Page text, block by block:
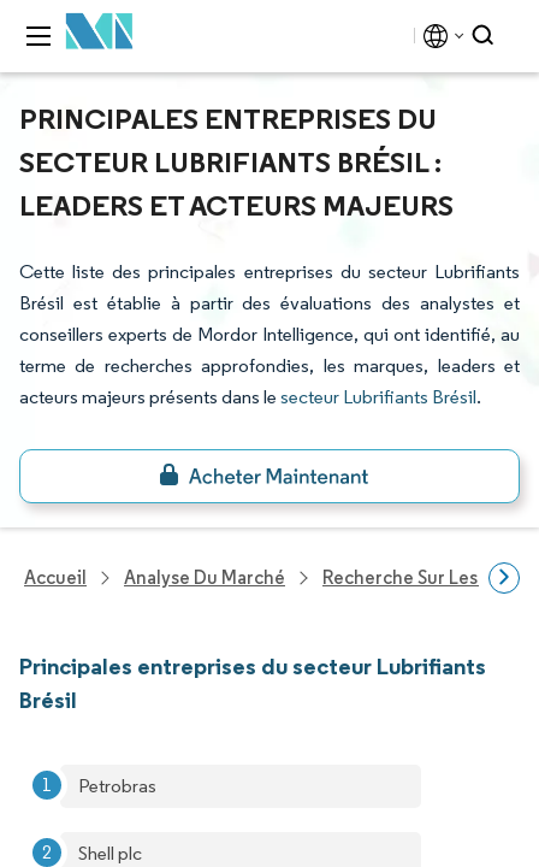
PRINCIPALES ENTREPRISES DU
SECTEUR LUBRIFIANTS BRÉSIL :
LEADERS ET ACTEURS MAJEURS
Cette liste des principales entreprises du secteur Lubrifiants
Brésil est établie à partir des évaluations des analystes et
conseillers experts de Mordor Intelligence, qui ont identifié, au
terme de recherches approfondies, les marques, leaders et
acteurs majeurs présents dans le secteur Lubrifiants Brésil.
Accueil Analyse Du Marché Recherche Sur Les
Principales entreprises du secteur Lubrifiants
Brésil
Petrobras
Shell plc